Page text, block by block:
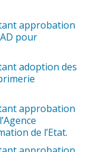
approbation
pour
adoption des
approbation
de l’Etat.